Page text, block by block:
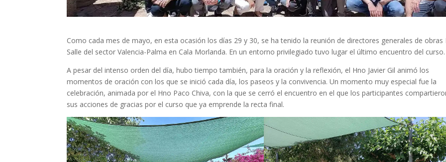
Como cada mes de mayo, en esta ocasión los días 29 y 30, se ha tenido la reunión de directores generales de obras
Salle del sector Valencia-Palma en Cala Morlanda. En un entorno privilegiado tuvo lugar el último encuentro del curso.
A pesar del intenso orden del día, hubo tiempo también, para la oración y la reflexión, el Hno Javier Gil animó los
momentos de oración con los que se inició cada día, los paseos y la convivencia. Un momento muy especial fue la
celebración, animada por el Hno Paco Chiva, con la que se cerró el encuentro en el que los participantes
sus acciones de gracias por el curso que ya emprende la recta final.